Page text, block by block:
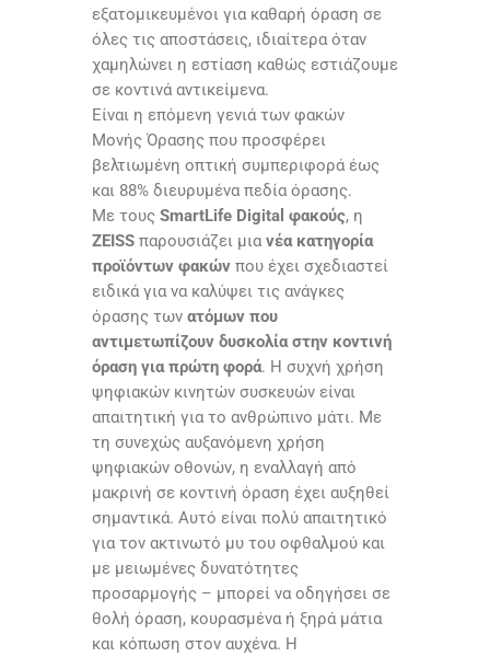
εξατομικευμένοι για καθαρή όραση σε
όλες τις αποστάσεις, ιδιαίτερα όταν
χαμηλώνει η εστίαση καθώς εστιάζουμε
σε κοντινά αντικείμενα.
Είναι η επόμενη γενιά των φακών
Μονής Όρασης που προσφέρει
βελτιωμένη οπτική συμπεριφορά έως
και 88% διευρυμένα πεδία όρασης.
Με τους SmartLife Digital φακούς, η
ZEISS παρουσιάζει μιανέα κατηγορία
προϊόντων φακών που έχει σχεδιαστεί
ειδικά για να καλύψει τις ανάγκες
όρασης των ατόμων που
αντιμετωπίζουν δυσκολία στην κοντινή
όραση για πρώτη φορά. Η συχνή χρήση
ψηφιακών κινητών συσκευών είναι
απαιτητική για το ανθρώπινο μάτι. Με
τη συνεχώς αυξανόμενη χρήση
ψηφιακών οθονών, η εναλλαγή από
μακρινή σε κοντινή όραση έχει αυξηθεί
σημαντικά. Αυτό είναι πολύ απαιτητικό
για τον ακτινωτό μυ του οφθαλμού και
με μειωμένες δυνατότητες
προσαρμογής – μπορεί να οδηγήσει σε
θολή όραση, κουρασμένα ή ξηρά μάτια
και κόπωση στον αυχένα. Η